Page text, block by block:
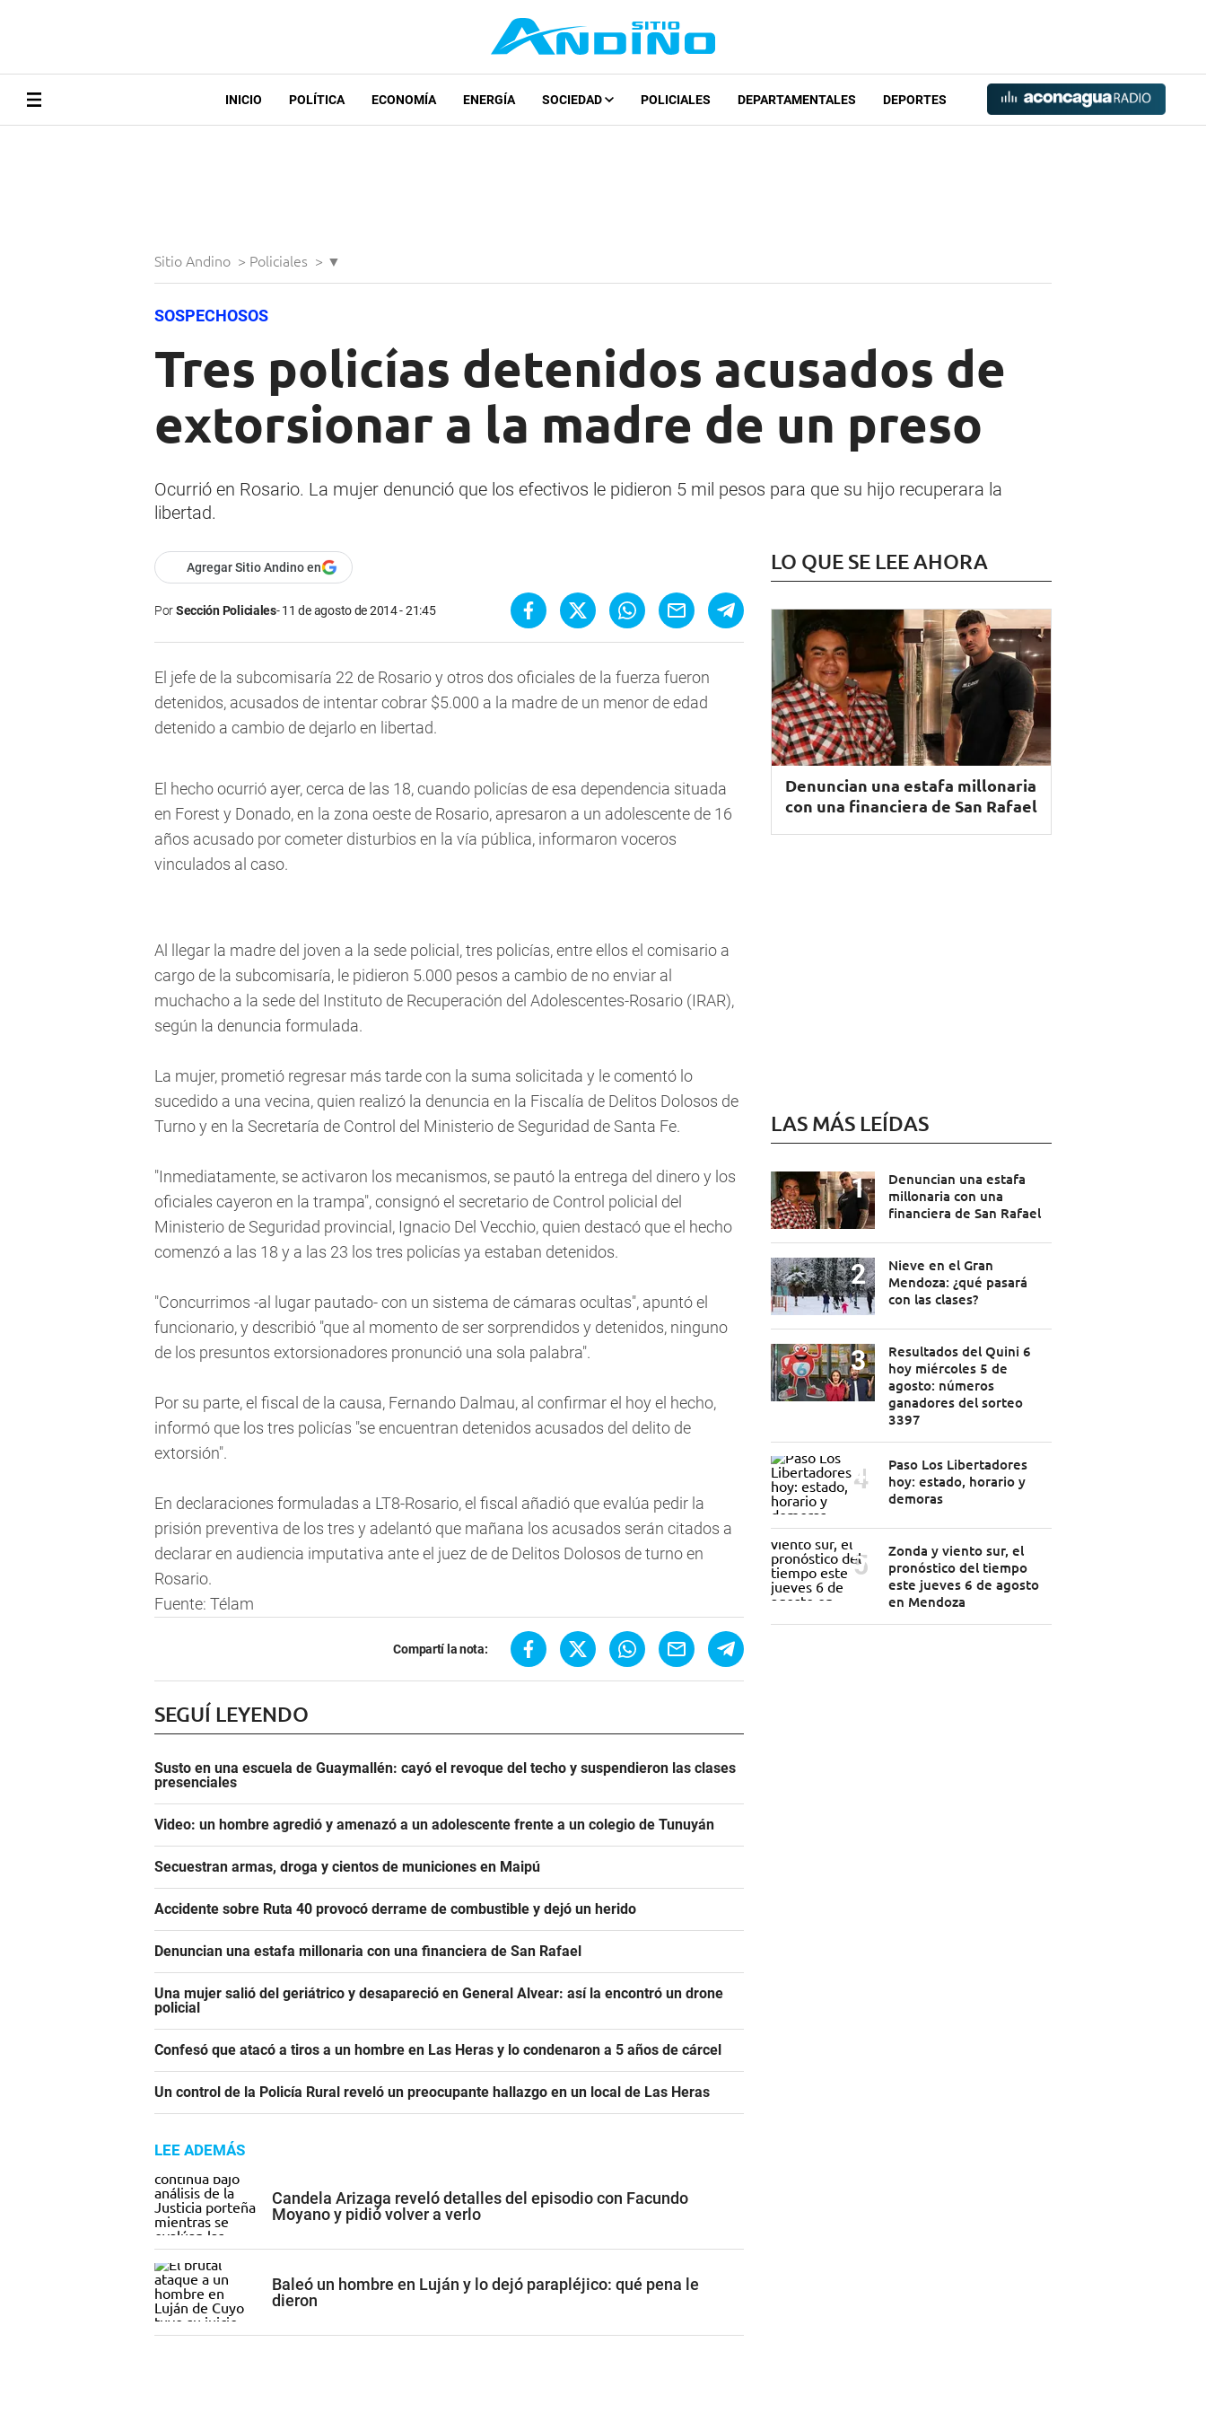
INICIO POLÍTICA ECONOMÍA ENERGÍA SOCIEDAD POLICIALES DEPARTAMENTALES DEPORTES
Sitio Andino > Policiales > ▼
SOSPECHOSOS
Tres policías detenidos acusados de
extorsionar a la madre de un preso
Ocurrió en Rosario. La mujer denunció que los efectivos le pidieron 5 mil pesos para que su hijo recuperara la
libertad.
Agregar Sitio Andino en
PorSección Policiales 11 de agosto de 2014 - 21:45
El jefe de la subcomisaría 22 de Rosario y otros dos oficiales de la fuerza fueron
detenidos, acusados de intentar cobrar $5.000 a la madre de un menor de edad
detenido a cambio de dejarlo en libertad.
El hecho ocurrió ayer, cerca de las 18, cuando policías de esa dependencia situada
en Forest y Donado, en la zona oeste de Rosario, apresaron a un adolescente de 16
años acusado por cometer disturbios en la vía pública, informaron voceros
vinculados al caso.
Al llegar la madre del joven a la sede policial, tres policías, entre ellos el comisario a
cargo de la subcomisaría, le pidieron 5.000 pesos a cambio de no enviar al
muchacho a la sede del Instituto de Recuperación del Adolescentes-Rosario (IRAR),
según la denuncia formulada.
La mujer, prometió regresar más tarde con la suma solicitada y le comentó lo
sucedido a una vecina, quien realizó la denuncia en la Fiscalía de Delitos Dolosos de
Turno y en la Secretaría de Control del Ministerio de Seguridad de Santa Fe.
"Inmediatamente, se activaron los mecanismos, se pautó la entrega del dinero y los
oficiales cayeron en la trampa", consignó el secretario de Control policial del
Ministerio de Seguridad provincial, Ignacio Del Vecchio, quien destacó que el hecho
comenzó a las 18 y a las 23 los tres policías ya estaban detenidos.
"Concurrimos -al lugar pautado- con un sistema de cámaras ocultas", apuntó el
funcionario, y describió "que al momento de ser sorprendidos y detenidos, ninguno
de los presuntos extorsionadores pronunció una sola palabra".
Por su parte, el fiscal de la causa, Fernando Dalmau, al confirmar el hoy el hecho,
informó que los tres policías "se encuentran detenidos acusados del delito de
extorsión".
En declaraciones formuladas a LT8-Rosario, el fiscal añadió que evalúa pedir la
prisión preventiva de los tres y adelantó que mañana los acusados serán citados a
declarar en audiencia imputativa ante el juez de de Delitos Dolosos de turno en
Rosario.
Fuente: Télam
Compartí la nota:
SEGUÍ LEYENDO
Susto en una escuela de Guaymallén: cayó el revoque del techo y suspendieron las clases
presenciales
Video: un hombre agredió y amenazó a un adolescente frente a un colegio de Tunuyán
Secuestran armas, droga y cientos de municiones en Maipú
Accidente sobre Ruta 40 provocó derrame de combustible y dejó un herido
Denuncian una estafa millonaria con una financiera de San Rafael
Una mujer salió del geriátrico y desapareció en General Alvear: así la encontró un drone
policial
Confesó que atacó a tiros a un hombre en Las Heras y lo condenaron a 5 años de cárcel
Un control de la Policía Rural reveló un preocupante hallazgo en un local de Las Heras
LEE ADEMÁS
Candela Arizaga reveló detalles del episodio con Facundo
Moyano y pidió volver a verlo
Baleó un hombre en Luján y lo dejó parapléjico: qué pena le
dieron
LO QUE SE LEE AHORA
Denuncian una estafa millonaria
con una financiera de San Rafael
LAS MÁS LEÍDAS
Denuncian una estafa
millonaria con una
financiera de San Rafael
Nieve en el Gran
Mendoza: ¿qué pasará
con las clases?
Resultados del Quini 6
hoy miércoles 5 de
agosto: números
ganadores del sorteo
3397
Paso Los Libertadores
hoy: estado, horario y
demoras
Zonda y viento sur, el
pronóstico del tiempo
este jueves 6 de agosto
en Mendoza